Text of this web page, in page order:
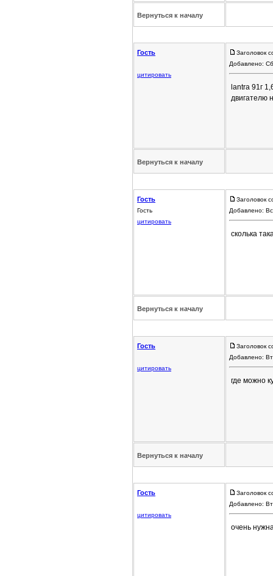
Вернуться к началу
Гость
цитировать
Заголовок
Добавлено:
lantra 91г
двигателю
Вернуться к началу
Гость
Гость
цитировать
Заголовок
Добавлено:
сколька
Вернуться к началу
Гость
цитировать
Заголовок
Добавлено:
где можно
Вернуться к началу
Гость
цитировать
Заголовок
Добавлено:
очень